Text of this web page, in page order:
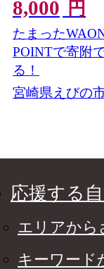
めぐみめぐる えび
市 送料無料
8,000 円
たまった
POINTで寄附
る！
宮崎県えびの
応援する
エリアから
キーワード